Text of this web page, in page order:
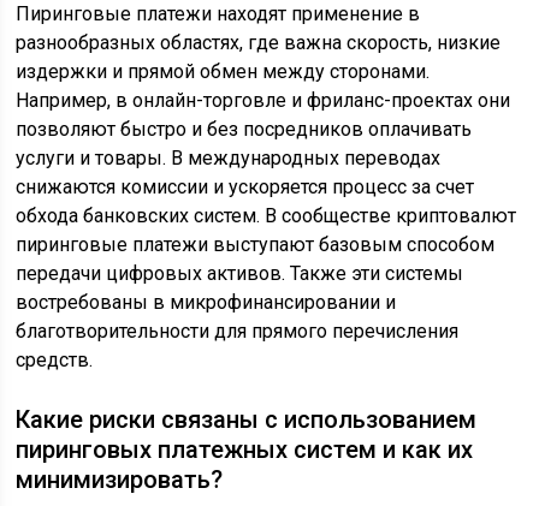
Пиринговые платежи находят применение в
разнообразных областях, где важна скорость, низкие
издержки и прямой обмен между сторонами.
Например, в онлайн-торговле и фриланс-проектах они
позволяют быстро и без посредников оплачивать
услуги и товары. В международных переводах
снижаются комиссии и ускоряется процесс за счет
обхода банковских систем. В сообществе криптовалют
пиринговые платежи выступают базовым способом
передачи цифровых активов. Также эти системы
востребованы в микрофинансировании и
благотворительности для прямого перечисления
средств.
Какие риски связаны с использованием
пиринговых платежных систем и как их
минимизировать?